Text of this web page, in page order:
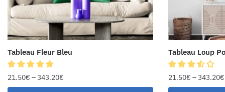
Tableau Fleur Bleu
21.50€ –343.20€
Tableau Loup
21.50€ –343.20€